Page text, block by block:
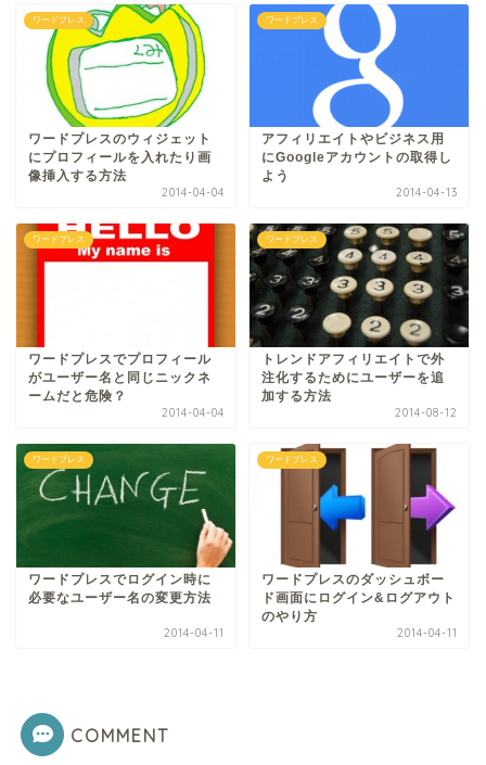
ワードプレス
ワードプレスのウィジェット
にプロフィールを入れたり画
像挿入する方法
2014-04-04
ワードプレス
アフィリエイトやビジネス用
にGoogleアカウントの取得し
よう
2014-04-13
ワードプレス
ワードプレスでプロフィール
がユーザー名と同じニックネ
ームだと危険？
2014-04-04
ワードプレス
トレンドアフィリエイトで外
注化するためにユーザーを追
加する方法
2014-08-12
ワードプレス
ワードプレスでログイン時に
必要なユーザー名の変更方法
2014-04-11
ワードプレス
ワードプレスのダッシュボー
ド画面にログイン&ログアウト
のやり方
2014-04-11
COMMENT